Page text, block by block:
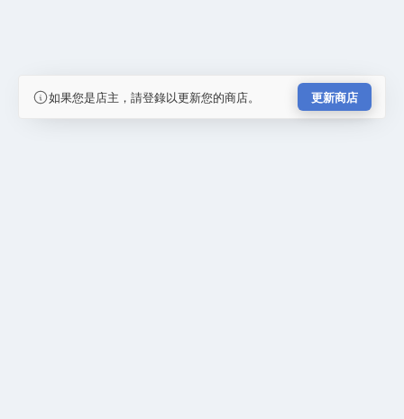
如果您是店主，請登錄以更新您的商店。 更新商店